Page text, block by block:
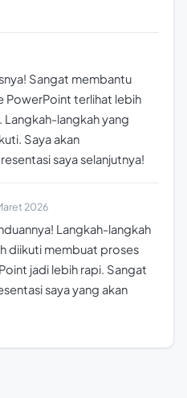
Sangat membantu
PowerPoint terlihat lebih
langkah yang
Saya akan
saya selanjutnya!
2026
Langkah-langkah
diikuti membuat proses
jadi lebih rapi. Sangat
saya yang akan